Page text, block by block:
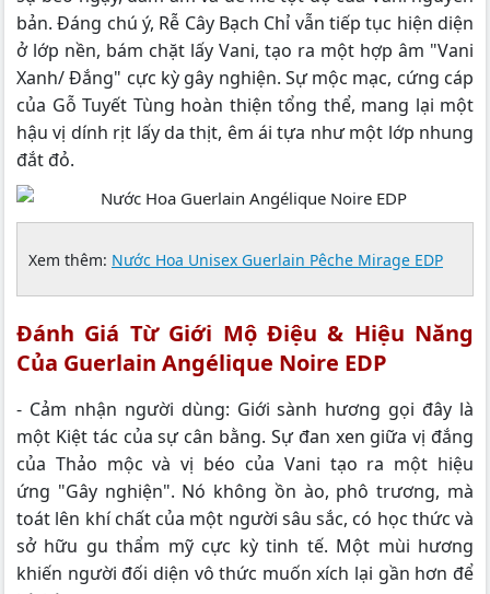
bản. Đáng chú ý, Rễ Cây Bạch Chỉ vẫn tiếp tục hiện diện
ở lớp nền, bám chặt lấy Vani, tạo ra một hợp âm "Vani
Xanh/ Đắng" cực kỳ gây nghiện. Sự mộc mạc, cứng cáp
của Gỗ Tuyết Tùng hoàn thiện tổng thể, mang lại một
hậu vị dính rịt lấy da thịt, êm ái tựa như một lớp nhung
đắt đỏ.
Xem thêm: Nước Hoa Unisex Guerlain Pêche Mirage EDP
Đánh Giá Từ Giới Mộ Điệu & Hiệu Năng
Của Guerlain Angélique Noire EDP
- Cảm nhận người dùng: Giới sành hương gọi đây là
một Kiệt tác của sự cân bằng. Sự đan xen giữa vị đắng
của Thảo mộc và vị béo của Vani tạo ra một hiệu
ứng "Gây nghiện". Nó không ồn ào, phô trương, mà
toát lên khí chất của một người sâu sắc, có học thức và
sở hữu gu thẩm mỹ cực kỳ tinh tế. Một mùi hương
khiến người đối diện vô thức muốn xích lại gần hơn để